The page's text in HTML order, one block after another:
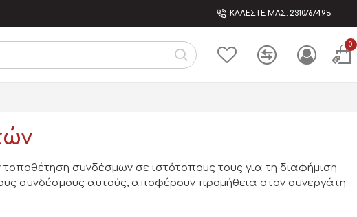
ΚΑΛΕΣΤΕ ΜΑΣ: 2310767495
0
συνδέσμων σε ιστότοπους τους για τη διαφήμιση
συνδέσμους αυτούς, αποφέρουν προμήθεια στον συνεργάτη.